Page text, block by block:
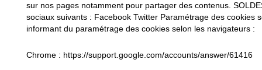
sur nos pages notamment pour partager des contenus.
sociaux suivants : Facebook Twitter Paramétrage des cookies
informant du paramétrage des cookies selon les navigateurs :
Chrome : https://support.google.com/accounts/answer/61416